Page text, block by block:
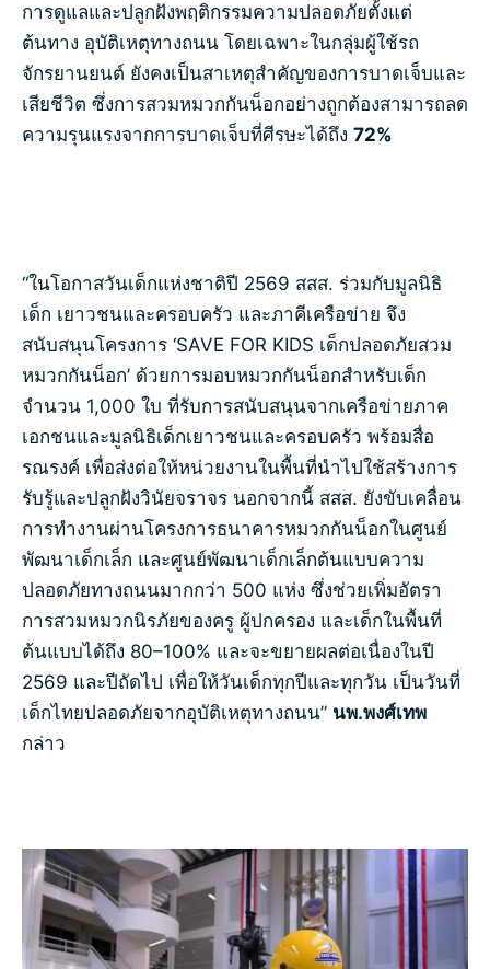
การดูแลและปลูกฝังพฤติกรรมความปลอดภัยตั้งแต่
ต้นทาง อุบัติเหตุทางถนน โดยเฉพาะในกลุ่มผู้ใช้รถ
จักรยานยนต์ ยังคงเป็นสาเหตุสำคัญของการบาดเจ็บและ
เสียชีวิต ซึ่งการสวมหมวกกันน็อกอย่างถูกต้องสามารถลด
ความรุนแรงจากการบาดเจ็บที่ศีรษะได้ถึง 72%
“ในโอกาสวันเด็กแห่งชาติปี 2569 สสส. ร่วมกับมูลนิธิ
เด็ก เยาวชนและครอบครัว และภาคีเครือข่าย จึง
สนับสนุนโครงการ ‘SAVE FOR KIDS เด็กปลอดภัยสวม
หมวกกันน็อก’ ด้วยการมอบหมวกกันน็อกสำหรับเด็ก
จำนวน 1,000 ใบ ที่รับการสนับสนุนจากเครือข่ายภาค
เอกชนและมูลนิธิเด็กเยาวชนและครอบครัว พร้อมสื่อ
รณรงค์ เพื่อส่งต่อให้หน่วยงานในพื้นที่นำไปใช้สร้างการ
รับรู้และปลูกฝังวินัยจราจร นอกจากนี้ สสส. ยังขับเคลื่อน
การทำงานผ่านโครงการธนาคารหมวกกันน็อกในศูนย์
พัฒนาเด็กเล็ก และศูนย์พัฒนาเด็กเล็กต้นแบบความ
ปลอดภัยทางถนนมากกว่า 500 แห่ง ซึ่งช่วยเพิ่มอัตรา
การสวมหมวกนิรภัยของครู ผู้ปกครอง และเด็กในพื้นที่
ต้นแบบได้ถึง 80–100% และจะขยายผลต่อเนื่องในปี
2569 และปีถัดไป เพื่อให้วันเด็กทุกปีและทุกวัน เป็นวันที่
เด็กไทยปลอดภัยจากอุบัติเหตุทางถนน” นพ.พงศ์เทพ
กล่าว